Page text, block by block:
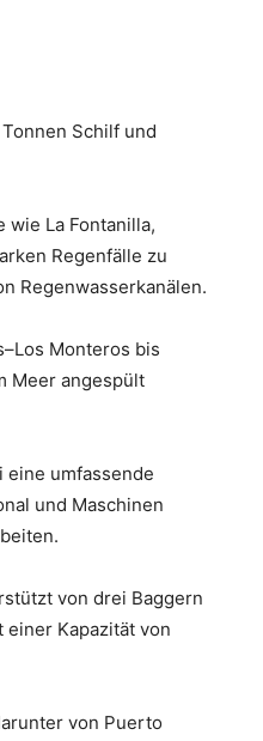
Schilf und
wie La Fontanilla,
Regenfälle zu
Regenwasserkanälen.
Monteros bis
Meer angespült
eine umfassende
und Maschinen
von drei Baggern
Kapazität von
von Puerto